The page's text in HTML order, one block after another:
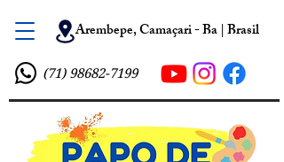
Arembepe, Camaçari - Ba | Brasil
(71) 98682-7199